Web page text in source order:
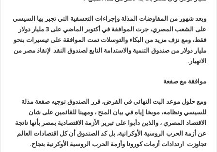
وبعد شهور من المفاوضات المذلة وإجراءات التعسفية التي تجبر بها السيسي
على الشعب المصري، جرت الموافقة في أكتوبر الماضي على 3 مليار دولار
فقط، ومع نزف مزيد من البكاء والتوسلات تمت الموافقة على تيسيرات بنحو
مليار دولار من صندوق التنمية والاستدامة التابع لصندوق النقد لإنقاذ مصر من
الانهيار.
موافقة مع صفعة
ومع حلول موعد البت النهائي في القرض، قرر الصندوق توجيه صفعة مذلة
للسيسي ونظامه، موبخا إياه في بيان المنح ، ومهينا للقائمين على شان
الاقتصاد المصري ، والذين دأبوا على تبرير الأزمة الاقتصادية بمصر بأنها ناتجة
عن أزمة الحرب الروسية الأوكرانية، بل كد الصندوق أن كل اقتصادات العالم
تجاوزت ارتدادات أزمات كورونا وأزمة الحرب الروسية الأوكرنية بنجاح.